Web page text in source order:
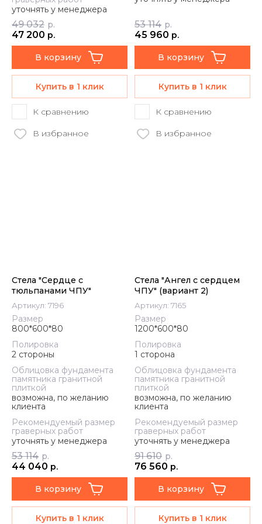
уточнять у менеджера
49 032 р.
47 200 р.
В корзину
Купить в 1 клик
К сравнению
В избранное
53 114 р.
45 960 р.
В корзину
Купить в 1 клик
К сравнению
В избранное
Стела "Сердце с
тюльпанами ЧПУ"
Артикул: 7196
Размер
800*600*80
Полировка
2 стороны
Облицовка фундамента
памятника гранитной
плиткой
возможна, по желанию
клиента
Рекомендуемый размер
граверных работ
уточнять у менеджера
53 114 р.
44 040 р.
В корзину
Купить в 1 клик
Стела "Ангел с сердцем
ЧПУ" (вариант 2)
Артикул: 7165
Размер
1200*600*80
Полировка
1 сторона
Облицовка фундамента
памятника гранитной
плиткой
возможна, по желанию
клиента
Рекомендуемый размер
граверных работ
уточнять у менеджера
91 610 р.
76 560 р.
В корзину
Купить в 1 клик